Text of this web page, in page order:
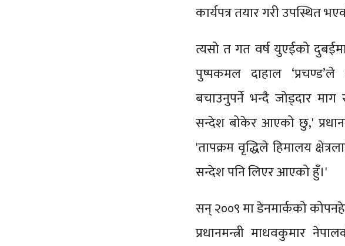
कार्यपत्र तयार गरी उपस्थित
त्यसो त गत वर्ष युएईको दुबईमा
पुष्पकमल दाहाल
बचाउनुपर्ने भन्दै जोड्दार
सन्देश बोकेर आएको छु,'
'तापक्रम वृद्धिले हिमालय
सन्देश पनि लिएर आएको हुँ।'
सन् २००९ मा डेनमार्कको
प्रधानमन्त्री माधवकुमार